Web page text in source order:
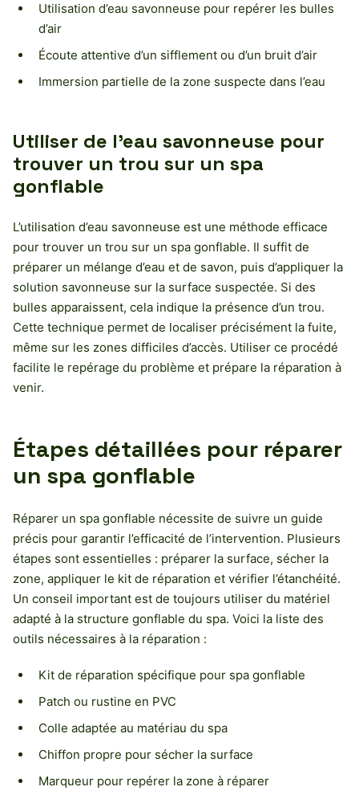
Utilisation d’eau savonneuse pour repérer les bulles
d’air
Écoute attentive d’un sifflement ou d’un bruit d’air
Immersion partielle de la zone suspecte dans l’eau
Utiliser de l’eau savonneuse pour
trouver un trou sur un spa
gonflable
L’utilisation d’eau savonneuse est une méthode efficace
pour trouver un trou sur un spa gonflable. Il suffit de
préparer un mélange d’eau et de savon, puis d’appliquer la
solution savonneuse sur la surface suspectée. Si des
bulles apparaissent, cela indique la présence d’un trou.
Cette technique permet de localiser précisément la fuite,
même sur les zones difficiles d’accès. Utiliser ce procédé
facilite le repérage du problème et prépare la réparation à
venir.
Étapes détaillées pour réparer
un spa gonflable
Réparer un spa gonflable nécessite de suivre un guide
précis pour garantir l’efficacité de l’intervention. Plusieurs
étapes sont essentielles : préparer la surface, sécher la
zone, appliquer le kit de réparation et vérifier l’étanchéité.
Un conseil important est de toujours utiliser du matériel
adapté à la structure gonflable du spa. Voici la liste des
outils nécessaires à la réparation :
Kit de réparation spécifique pour spa gonflable
Patch ou rustine en PVC
Colle adaptée au matériau du spa
Chiffon propre pour sécher la surface
Marqueur pour repérer la zone à réparer